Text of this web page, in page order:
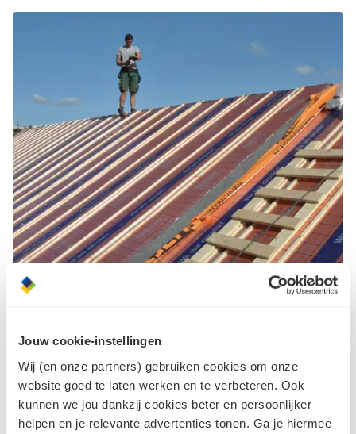
Jouw cookie-instellingen
Wij (en onze partners) gebruiken cookies om onze
website goed te laten werken en te verbeteren. Ook
kunnen we jou dankzij cookies beter en persoonlijker
helpen en je relevante advertenties tonen. Ga je hiermee